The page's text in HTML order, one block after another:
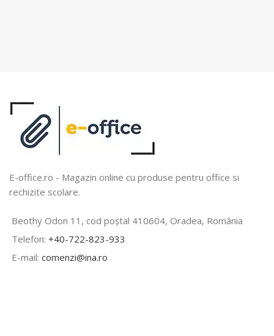
E-office.ro - Magazin online cu produse pentru office si
rechizite scolare.
Beothy Odon 11, cod poștal 410604, Oradea, România
Telefon: +40-722-823-933
E-mail: comenzi@ina.ro